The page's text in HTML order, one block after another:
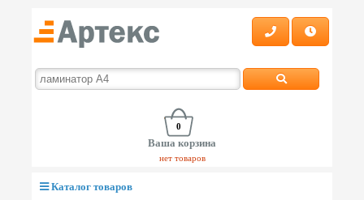
0
Ваша корзина
нет товаров
Каталог товаров